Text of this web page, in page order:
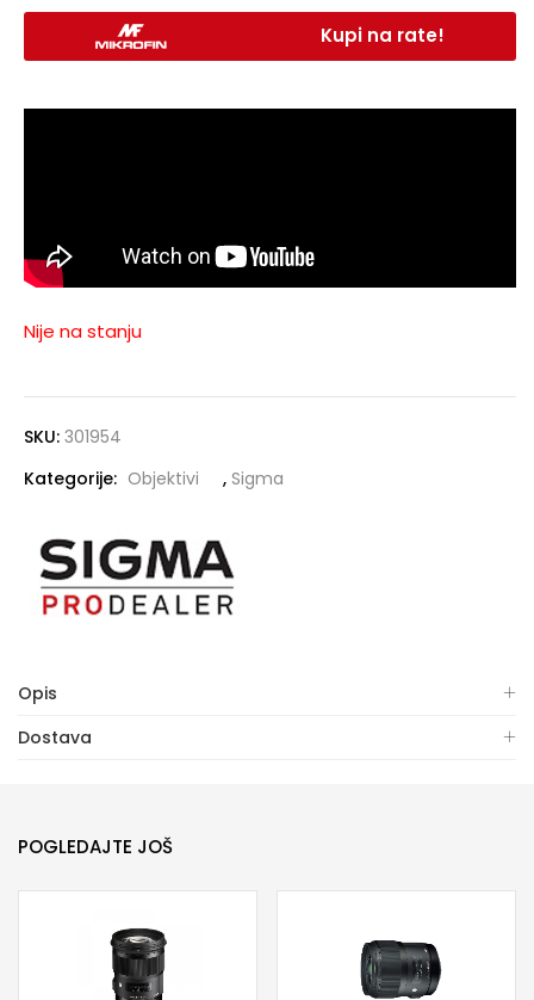
Kupi na rate!
Nije na stanju
SKU: 301954
Kategorije: Objektivi , Sigma
Opis
Dostava
POGLEDAJTE JOŠ